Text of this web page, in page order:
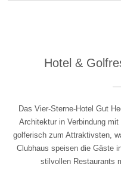
Hotel &
Das Vier-Sterne-Hotel Gut
Architektur in Verbindung
golferisch zum Attraktivsten,
Clubhaus speisen die Gäste
stilvollen Restaurants